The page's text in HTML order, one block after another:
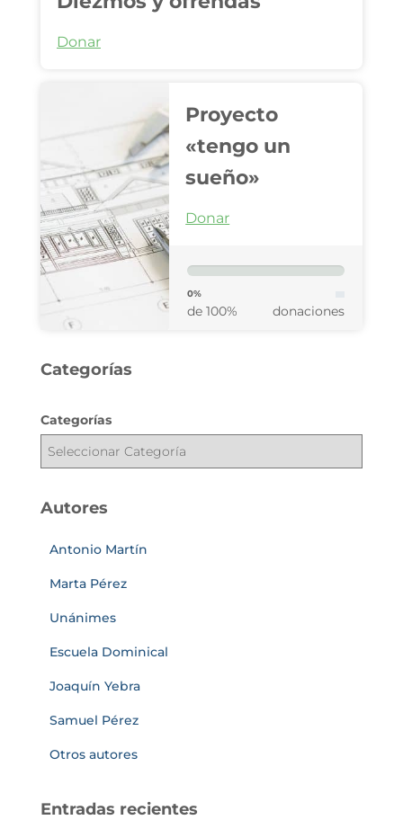
Donar
Proyecto
«tengo un
sueño»
Donar
0%
de 100% donaciones
Categorías
Categorías
Autores
Antonio Martín
Marta Pérez
Unánimes
Escuela Dominical
Joaquín Yebra
Samuel Pérez
Otros autores
Entradas recientes